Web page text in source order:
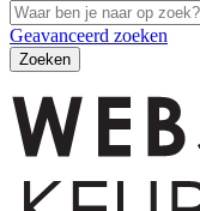
Geavanceerd zoeken
Zoeken